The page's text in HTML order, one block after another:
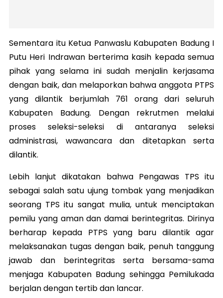
Sementara itu Ketua Panwaslu Kabupaten Badung I
Putu Heri Indrawan berterima kasih kepada semua
pihak yang selama ini sudah menjalin kerjasama
dengan baik, dan melaporkan bahwa anggota PTPS
yang dilantik berjumlah 761 orang dari seluruh
Kabupaten Badung. Dengan rekrutmen melalui
proses seleksi-seleksi di antaranya seleksi
administrasi, wawancara dan ditetapkan serta
dilantik.
Lebih lanjut dikatakan bahwa Pengawas TPS itu
sebagai salah satu ujung tombak yang menjadikan
seorang TPS itu sangat mulia, untuk menciptakan
pemilu yang aman dan damai berintegritas. Dirinya
berharap kepada PTPS yang baru dilantik agar
melaksanakan tugas dengan baik, penuh tanggung
jawab dan berintegritas serta bersama-sama
menjaga Kabupaten Badung sehingga Pemilukada
berjalan dengan tertib dan lancar.